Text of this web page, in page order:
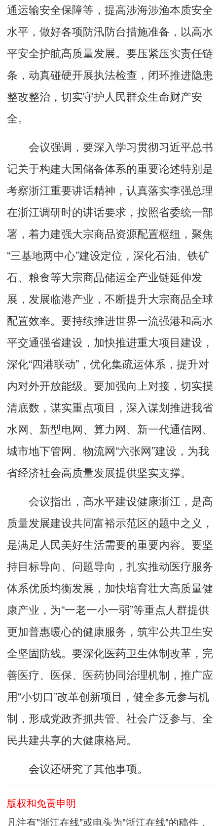
通运输安全保障等，提高涉海涉渔本质安全
水平，做好各项防汛防台措施准备，以高水
平安全护航高质量发展。要压紧压实责任链
条，动真碰硬开展执法检查，闭环推进隐患
整改整治，切实守护人民群众生命财产安
全。
会议强调，要深入学习贯彻习近平总书
记关于构建大国储备体系的重要论述特别是
考察浙江重要讲话精神，认真落实李强总理
在浙江调研时的讲话要求，按照省委统一部
署，着力建强大宗商品资源配置枢纽，聚焦
“三基地两中心”建设定位，深化石油、铁矿
石、粮食等大宗商品储运全产业链延伸发
展，发展临港产业，不断提升大宗商品全球
配置效率。要持续推进世界一流强港和高水
平交通强省建设，加快推进重大项目建设，
深化“四港联动”，优化集疏运体系，提升对
内对外开放能级。要加强向上对接，切实摸
清底数，谋实重点项目，深入谋划推进我省
水网、新型电网、算力网、新一代通信网、
城市地下管网、物流网“六张网”建设，为我
省经济社会高质量发展提供坚实支撑。
会议指出，高水平建设健康浙江，是高
质量发展建设共同富裕示范区的题中之义，
是满足人民美好生活需要的重要内容。要坚
持目标导向、问题导向，扎实推动医疗服务
体系优质均衡发展，加快培育壮大高质量健
康产业，为“一老一小一弱”等重点人群提供
更加普惠暖心的健康服务，筑牢公共卫生安
全坚固防线。要深化医药卫生体制改革，完
善医疗、医保、医药协同治理机制，推广应
用“小切口”改革创新项目，健全多元参与机
制，形成党政齐抓共管、社会广泛参与、全
民共建共享的大健康格局。
会议还研究了其他事项。
版权和免责申明
凡注有"浙江在线"或电头为"浙江在线"的稿件，